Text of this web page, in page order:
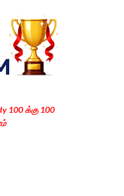
100 க்கு 100